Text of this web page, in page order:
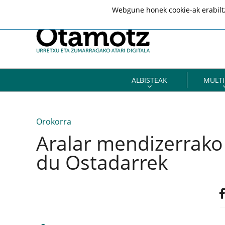
ALBISTEAK
Orokorra
Aralar
du Ostadarrek
Webgune honek cookie-ak